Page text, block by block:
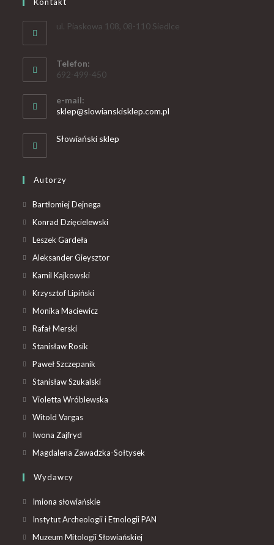
ul. Piaskowa 108, 08-110 Siedlce
Telefon:
692-499-450
e-mail:
sklep@slowianskisklep.com.pl
Słowiański sklep
Autorzy
Bartłomiej Dejnega
Konrad Dzięcielewski
Leszek Gardeła
Aleksander Gieysztor
Kamil Kajkowski
Krzysztof Lipiński
Monika Maciewicz
Rafał Merski
Stanisław Rosik
Paweł Szczepanik
Stanisław Szukalski
Violetta Wróblewska
Witold Vargas
Iwona Zajfryd
Magdalena Zawadzka-Sołtysek
Wydawcy
Imiona słowiańskie
Instytut Archeologii i Etnologii PAN
Muzeum Mitologii Słowiańskiej